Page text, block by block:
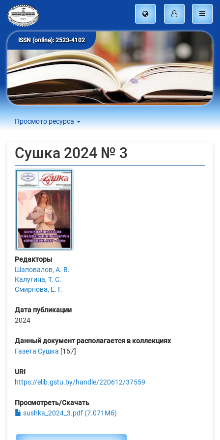
ISSN (online): 2523-4102
Просмотр ресурса
Сушка 2024 № 3
Редакторы
Шаповалов, А. В.
Калугина, Т. С.
Смирнова, Е. Г.
Дата публикации
2024
Данный документ располагается в коллекциях
Газета Сушка [167]
URI
https://elib.gstu.by/handle/220612/37559
Просмотреть/Скачать
sushka_2024_3.pdf (7.071Мб)